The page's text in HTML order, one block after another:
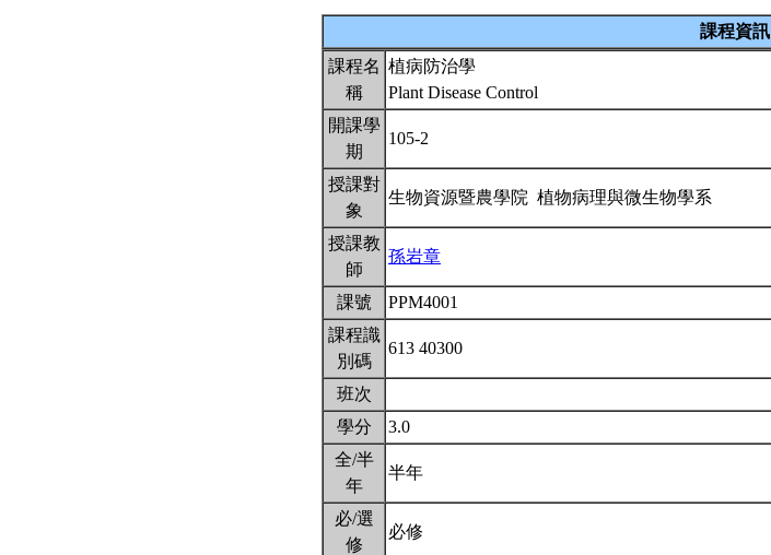
課程資訊
課程名
稱
植病防治學
Plant Disease Control
開課學
期
105-2
授課對
象
生物資源暨農學院 植物病理與微生物學系
授課教
師
孫岩章
課號
PPM4001
課程識
別碼
613 40300
班次
學分
3.0
全/半
年
半年
必/選
修
必修